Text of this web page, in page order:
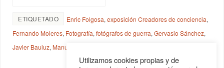
ETIQUETADO Enric Folgosa,exposición Creadores de conciencia,
Fernando Moleres, Fotografía,fotógrafos de guerra,Gervasio Sánchez,
Javier Bauluz, Manu Bravo
Utilizamos cookies propias y de